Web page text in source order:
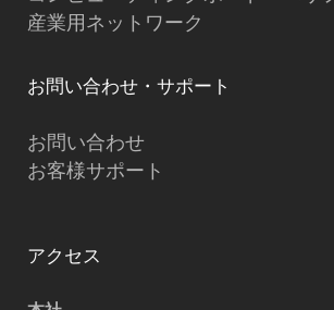
産業用ネットワーク
お問い合わせ・サポート
お問い合わせ
お客様サポート
アクセス